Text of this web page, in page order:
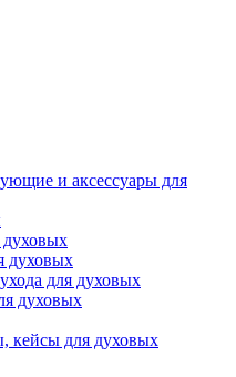
и аксессуары для
духовых
для духовых
духовых
кейсы для духовых